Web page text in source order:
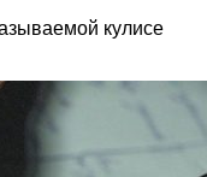
кулисе